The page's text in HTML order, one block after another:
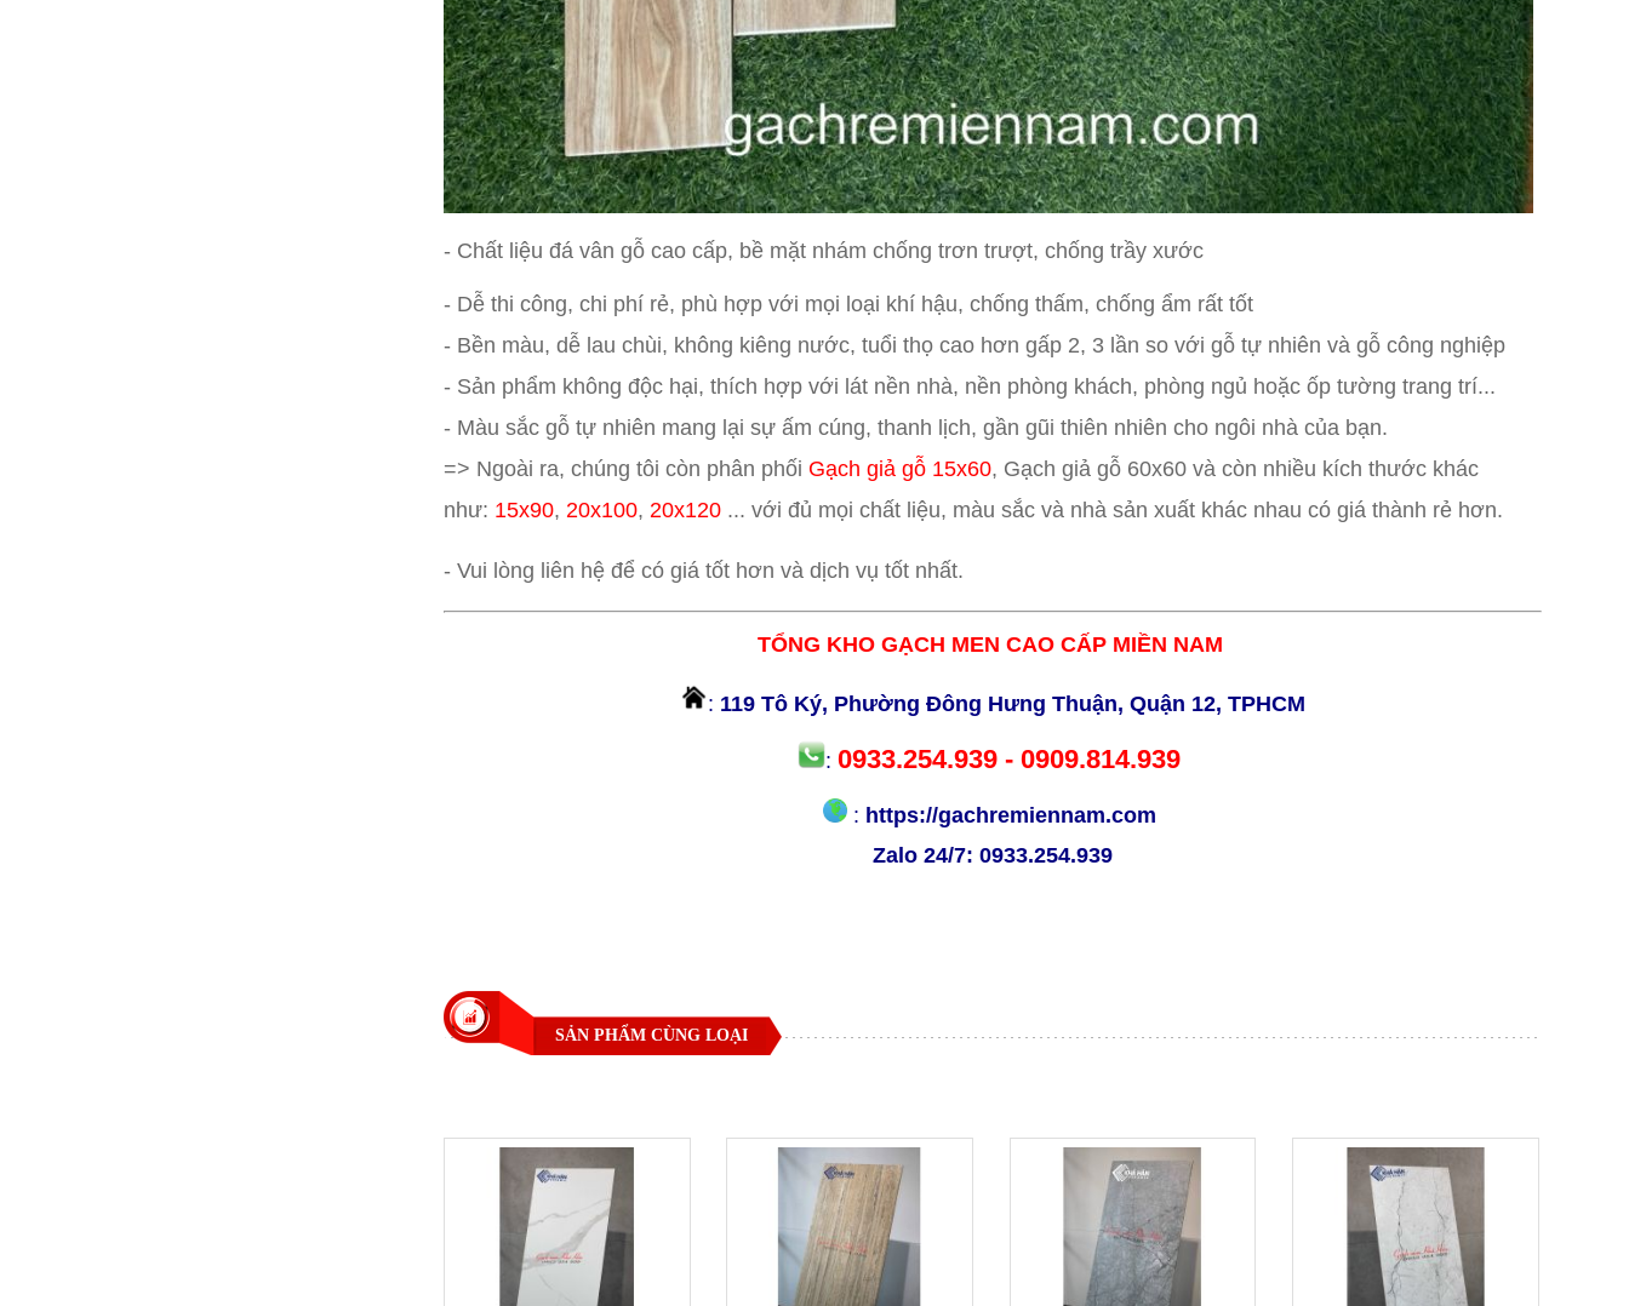
- Chất liệu đá vân gỗ cao cấp, bề mặt nhám chống trơn trượt, chống trầy xước
- Dễ thi công, chi phí rẻ, phù hợp với mọi loại khí hậu, chống thấm, chống ẩm rất tốt
- Bền màu, dễ lau chùi, không kiêng nước, tuổi thọ cao hơn gấp 2, 3 lần so với gỗ tự nhiên và gỗ công nghiệp
- Sản phẩm không độc hại, thích hợp với lát nền nhà, nền phòng khách, phòng ngủ hoặc ốp tường trang trí...
- Màu sắc gỗ tự nhiên mang lại sự ấm cúng, thanh lịch, gần gũi thiên nhiên cho ngôi nhà của bạn.
=> Ngoài ra, chúng tôi còn phân phối Gạch giả gỗ 15x60, Gạch giả gỗ 60x60 và còn nhiều kích thước khác
như: 15x90, 20x100, 20x120 ... với đủ mọi chất liệu, màu sắc và nhà sản xuất khác nhau có giá thành rẻ hơn.
- Vui lòng liên hệ để có giá tốt hơn và dịch vụ tốt nhất.
TỔNG KHO GẠCH MEN CAO CẤP MIỀN NAM
: 119 Tô Ký, Phường Đông Hưng Thuận, Quận 12, TPHCM
: 0933.254.939 - 0909.814.939
: https://gachremiennam.com
Zalo 24/7: 0933.254.939
SẢN PHẨM CÙNG LOẠI